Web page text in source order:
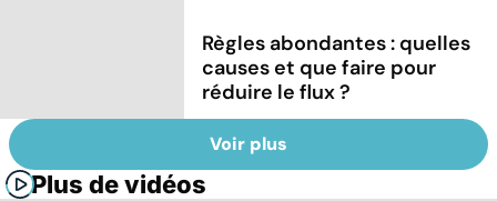
Règles abondantes : quelles
causes et que faire pour
réduire le flux ?
Voir plus
Plus de vidéos